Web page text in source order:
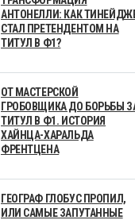
АНТОНЕЛЛИ: КАК
СТАЛ ПРЕТЕНДЕНТОМ НА
ТИТУЛ В Ф1?
ОТ МАСТЕРСКОЙ
ГРОБОВЩИКА ДО БОРЬБЫ
ТИТУЛ В Ф1. ИСТОРИЯ
ХАЙНЦА-ХАРАЛЬДА
ФРЕНТЦЕНА
ГЕОГРАФ ГЛОБУС ПРОПИЛ,
ИЛИ САМЫЕ ЗАПУТАННЫЕ